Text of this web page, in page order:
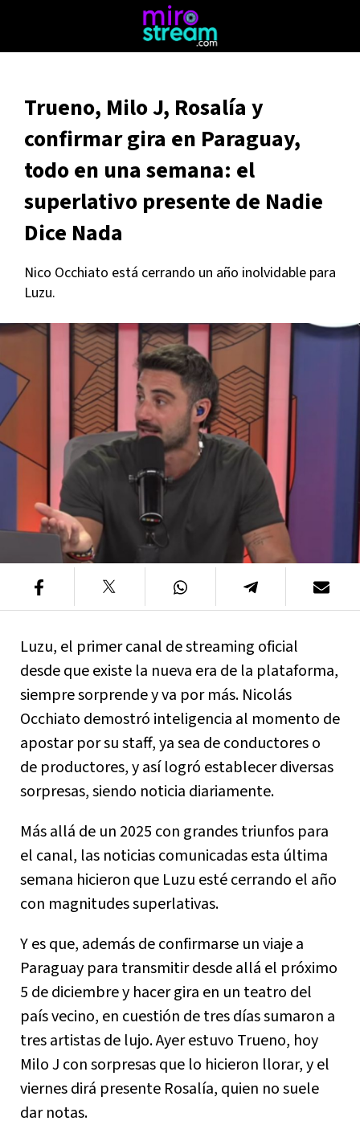
Trueno, Milo J, Rosalía y
confirmar gira en Paraguay,
todo en una semana: el
superlativo presente de Nadie
Dice Nada
Nico Occhiato está cerrando un año inolvidable para
Luzu.
Luzu, el primer canal de streaming oficial
desde que existe la nueva era de la plataforma,
siempre sorprende y va por más. Nicolás
Occhiato demostró inteligencia al momento de
apostar por su staff, ya sea de conductores o
de productores, y así logró establecer diversas
sorpresas, siendo noticia diariamente.
Más allá de un 2025 con grandes triunfos para
el canal, las noticias comunicadas esta última
semana hicieron que Luzu esté cerrando el año
con magnitudes superlativas.
Y es que, además de confirmarse un viaje a
Paraguay para transmitir desde allá el próximo
5 de diciembre y hacer gira en un teatro del
país vecino, en cuestión de tres días sumaron a
tres artistas de lujo. Ayer estuvo Trueno, hoy
Milo J con sorpresas que lo hicieron llorar, y el
viernes dirá presente Rosalía, quien no suele
dar notas.